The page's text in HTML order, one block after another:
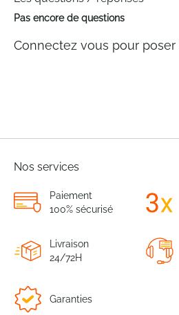
Pas encore de questions
Connectez vous pour
Nos services
Paiement
100% sécurisé
Livraison
24/72H
Garanties